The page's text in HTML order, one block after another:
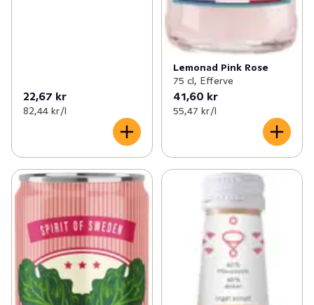
22,67 kr
82,44 kr /l
Lemonad Pink Rose
75 cl, Efferve
41,60 kr
55,47 kr /l